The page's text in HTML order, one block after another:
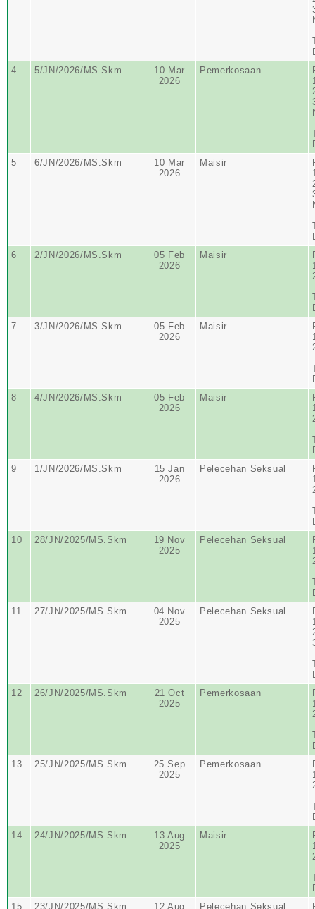
4
5/JN/2026/MS.Skm
10 Mar
2026
Pemerkosaan
5
6/JN/2026/MS.Skm
10 Mar
2026
Maisir
6
2/JN/2026/MS.Skm
05 Feb
2026
Maisir
7
3/JN/2026/MS.Skm
05 Feb
2026
Maisir
8
4/JN/2026/MS.Skm
05 Feb
2026
Maisir
9
1/JN/2026/MS.Skm
15 Jan
2026
Pelecehan Seksual
10
28/JN/2025/MS.Skm
19 Nov
2025
Pelecehan Seksual
11
27/JN/2025/MS.Skm
04 Nov
2025
Pelecehan Seksual
12
26/JN/2025/MS.Skm
21 Oct
2025
Pemerkosaan
13
25/JN/2025/MS.Skm
25 Sep
2025
Pemerkosaan
14
24/JN/2025/MS.Skm
13 Aug
2025
Maisir
15
23/JN/2025/MS.Skm
12 Aug
Pelecehan Seksual